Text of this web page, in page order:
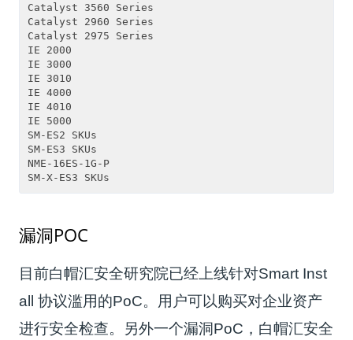
Catalyst 3560 Series
Catalyst 2960 Series
Catalyst 2975 Series
IE 2000
IE 3000
IE 3010
IE 4000
IE 4010
IE 5000
SM-ES2 SKUs
SM-ES3 SKUs
NME-16ES-1G-P
漏洞POC
目前白帽汇安全研究院已经上线针对Smart Inst
all 协议滥用的PoC。用户可以购买对企业资产
进行安全检查。另外一个漏洞PoC，白帽汇安全